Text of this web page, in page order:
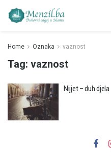
Home Oznaka vaznost
Tag: vaznost
Nijjet – duh djela